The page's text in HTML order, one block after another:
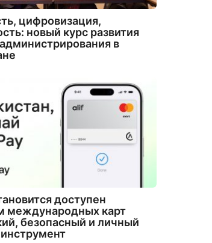
цифровизация,
новый курс развития
в
доступен
международных карт
безопасный и личный